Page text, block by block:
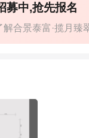
合景泰富·揽月臻
募中,抢先报名